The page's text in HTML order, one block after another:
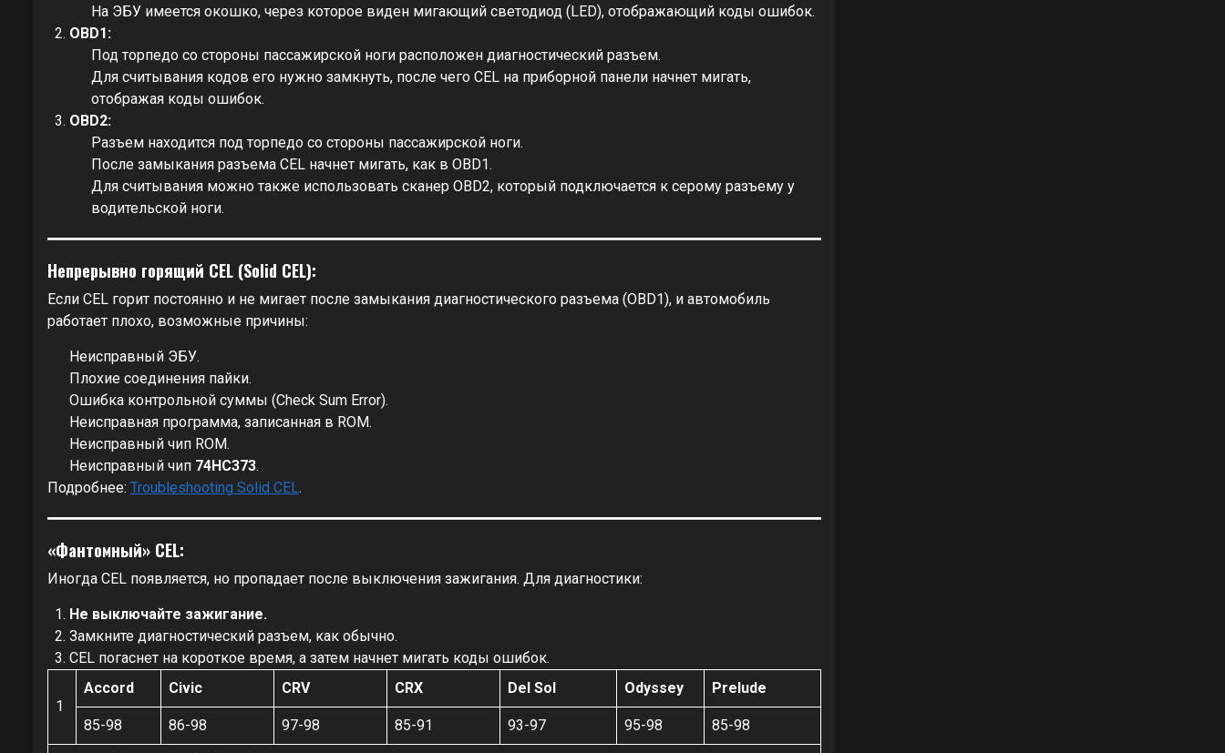
На ЭБУ имеется окошко, через которое виден мигающий светодиод (LED), отображающий коды ошибок.
OBD1:
Под торпедо со стороны пассажирской ноги расположен диагностический разъем.
Для считывания кодов его нужно замкнуть, после чего CEL на приборной панели начнет мигать,
отображая коды ошибок.
OBD2:
Разъем находится под торпедо со стороны пассажирской ноги.
После замыкания разъема CEL начнет мигать, как в OBD1.
Для считывания можно также использовать сканер OBD2, который подключается к серому разъему у
водительской ноги.
Непрерывно горящий CEL (Solid CEL):
Если CEL горит постоянно и не мигает после замыкания диагностического разъема (OBD1), и автомобиль
работает плохо, возможные причины:
Неисправный ЭБУ.
Плохие соединения пайки.
Ошибка контрольной суммы (Check Sum Error).
Неисправная программа, записанная в ROM.
Неисправный чип ROM.
Неисправный чип 74HC373.
Подробнее: Troubleshooting Solid CEL.
«Фантомный» CEL:
Иногда CEL появляется, но пропадает после выключения зажигания. Для диагностики:
Не выключайте зажигание.
Замкните диагностический разъем, как обычно.
CEL погаснет на короткое время, а затем начнет мигать коды ошибок.
1
Accord Civic CRV CRX Del Sol Odyssey Prelude
85-98 86-98 97-98 85-91 93-97 95-98 85-98